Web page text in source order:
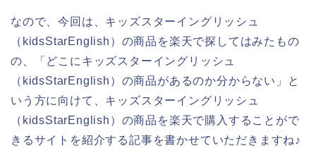
なので、今回は、キッズスターイングリッシュ
（kidsStarEnglish）の商品を楽天で探してはみたもの
の、「どこにキッズスターイングリッシュ
（kidsStarEnglish）の商品があるのか分からない」と
いう方に向けて、キッズスターイングリッシュ
（kidsStarEnglish）の商品を楽天で購入することがで
きるサイトを紹介する記事を書かせていただきますね♪